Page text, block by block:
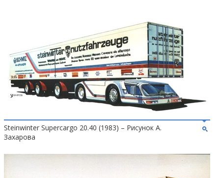
Steinwinter Supercargo 20.40 (1983) – Рисунок А.
Захарова